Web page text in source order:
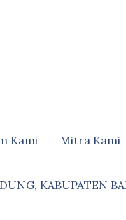
Kami Mitra Kami
KABUPATEN